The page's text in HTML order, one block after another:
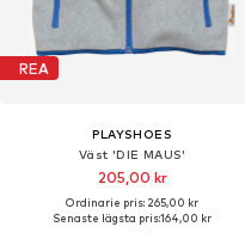
REA
PLAYSHOES
Väst 'DIE MAUS'
205,00 kr
Ordinarie pris: 265,00 kr
Senaste lägsta pris:164,00 kr